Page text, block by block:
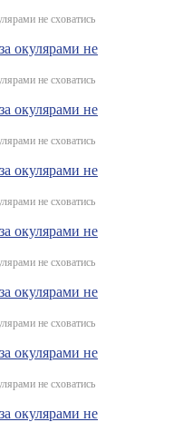
не сховатись
не сховатись
не сховатись
не сховатись
не сховатись
не сховатись
не сховатись